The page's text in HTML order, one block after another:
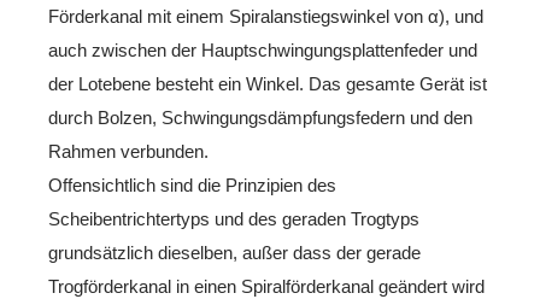
Förderkanal mit einem Spiralanstiegswinkel von α), und
auch zwischen der Hauptschwingungsplattenfeder und
der Lotebene besteht ein Winkel. Das gesamte Gerät ist
durch Bolzen, Schwingungsdämpfungsfedern und den
Rahmen verbunden.
Offensichtlich sind die Prinzipien des
Scheibentrichtertyps und des geraden Trogtyps
grundsätzlich dieselben, außer dass der gerade
Trogförderkanal in einen Spiralförderkanal geändert wird